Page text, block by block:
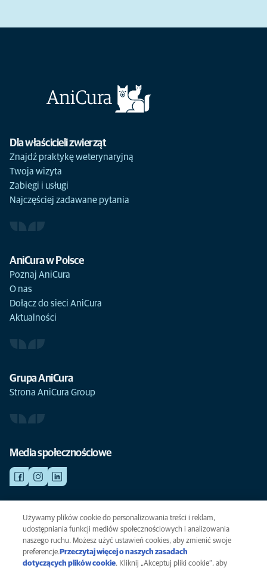
Dla właścicieli zwierząt
Znajdź praktykę weterynaryjną
Twoja wizyta
Zabiegi i usługi
Najczęściej zadawane pytania
AniCura w Polsce
Poznaj AniCura
O nas
Dołącz do sieci AniCura
Aktualności
Grupa AniCura
Strona AniCura Group
Media społecznościowe
NAGŁY WYPADEK
Kliknij i zobacz wszystkie aktualnie otwarte placówki weterynaryjne.
Używamy plików cookie do personalizowania treści i reklam,
udostępniania funkcji mediów społecznościowych i analizowania
naszego ruchu. Możesz użyć ustawień cookies, aby zmienić swoje
preferencje. Przeczytaj więcej o naszych zasadach
dotyczących plików cookie(opens in a new tab)
. Kliknij „Akceptuj pliki cookie”, aby